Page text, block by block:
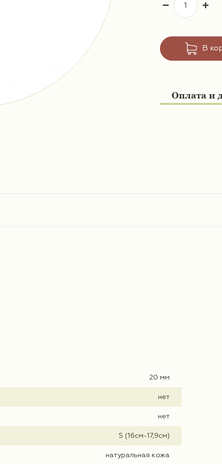
В
Оплата и
20 мм
нет
нет
S (16см-17,9см)
натуральная кожа